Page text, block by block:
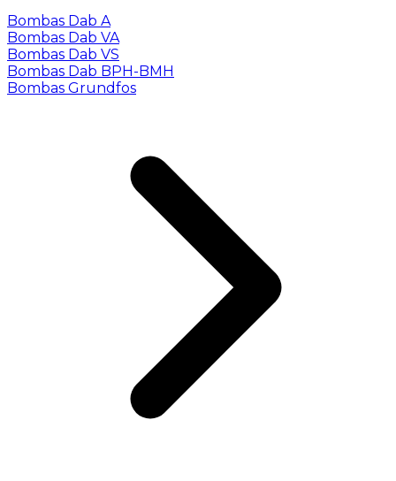
Bombas Dab A
Bombas Dab VA
Bombas Dab VS
Bombas Dab BPH-BMH
Bombas Grundfos